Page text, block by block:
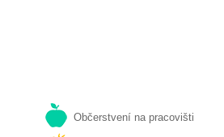
Občerstvení na pracovišti